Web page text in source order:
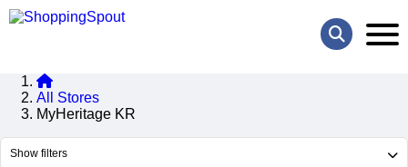
All Stores
MyHeritage KR
Show filters